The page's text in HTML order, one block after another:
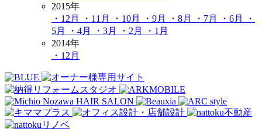
2015年
・12月
・11月 ・10月 ・9月 ・8月 ・7月 ・6月
・
5月
・4月 ・3月 ・2月
・1月
2014年
・12月